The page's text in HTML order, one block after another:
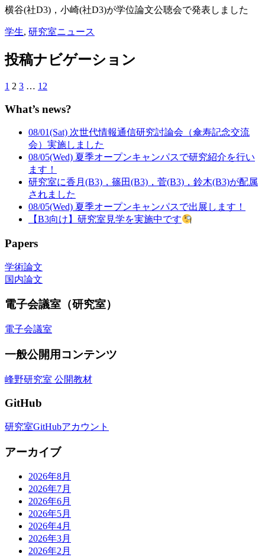
横谷(社D3)，小崎(社D3)が学位論文公聴会で発表しました
学生, 研究室ニュース
投稿ナビゲーション
1 2 3 … 12
What’s news?
08/01(Sat) 次世代情報通信研究討論会（傘寿記念交流
会）実施しました
08/05(Wed) 夏季オープンキャンパスで研究紹介を行い
ます！
研究室に香月(B3)，篠田(B3)，菅(B3)，鈴木(B3)が配属
されました
08/05(Wed) 夏季オープンキャンパスで出展します！
【B3向け】研究室見学を実施中です
Papers
学術論文
国内論文
電子会議室（研究室）
電子会議室
一般公開用コンテンツ
峰野研究室 公開教材
GitHub
研究室GitHubアカウント
アーカイブ
2026年8月
2026年7月
2026年6月
2026年5月
2026年4月
2026年3月
2026年2月